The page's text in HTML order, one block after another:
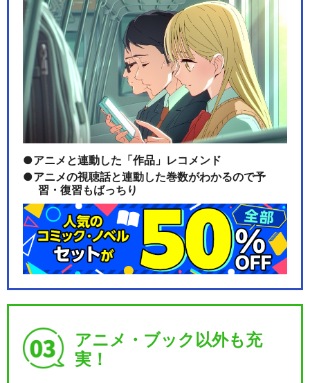
アニメと連動した「作品」レコメンド
アニメの視聴話と連動した巻数がわかるので予
習・復習もばっちり
アニメ・ブック以外も充
実！